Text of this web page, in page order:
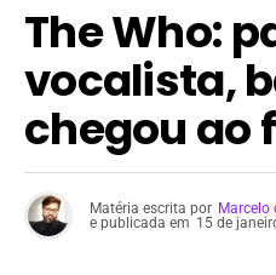
The Who:
vocalista,
chegou ao
Matéria escrita por Marcelo
e publicada em 15 de